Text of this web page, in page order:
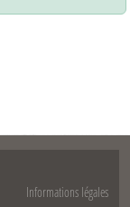
Informations légales